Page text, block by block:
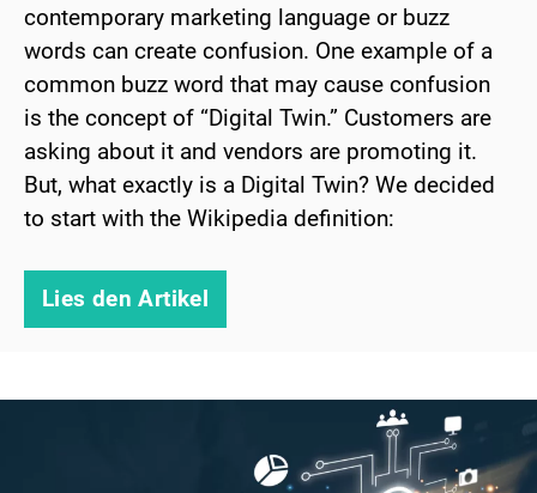
contemporary marketing language or buzz
words can create confusion. One example of a
common buzz word that may cause confusion
is the concept of “Digital Twin.” Customers are
asking about it and vendors are promoting it.
But, what exactly is a Digital Twin? We decided
to start with the Wikipedia definition:
Lies den Artikel